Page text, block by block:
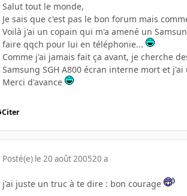
Salut tout le monde,
Je sais que c'est pas le bon forum mais
Voilà j'ai un copain qui m'a amené un
faire qqch pour lui en téléphonie...
Comme j'ai jamais fait ça avant, je cherche
Samsung SGH A800 écran interne mort et
Merci d'avance
Citer
Posté(e) le 20 août 200520 a
j'ai juste un truc à te dire : bon courage